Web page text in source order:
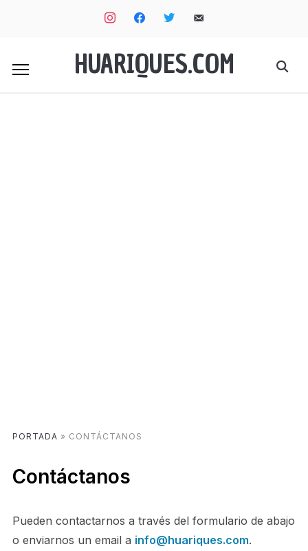
instagramfacebooktwitter
email-
HUARIQUES.COM
PORTADA » CONTÁCTANOS
Contáctanos
Pueden contactarnos a través del formulario de abajo
o enviarnos un email a info@huariques.com.